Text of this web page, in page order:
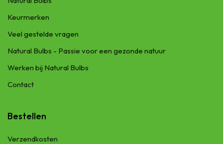
Keurmerken
Veel gestelde vragen
Natural Bulbs - Passie voor een gezonde natuur
Werken bij Natural Bulbs
Contact
Bestellen
Verzendkosten